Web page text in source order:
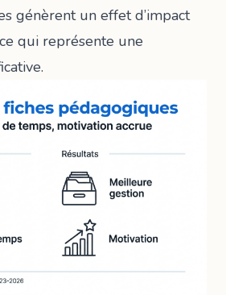
génèrent un effet d’impact
qui représente une